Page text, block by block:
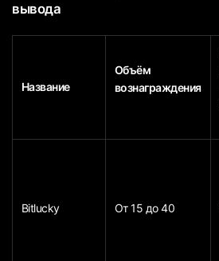
вывода
Название
Объём
вознаграждения
Bitlucky От 15 до 40